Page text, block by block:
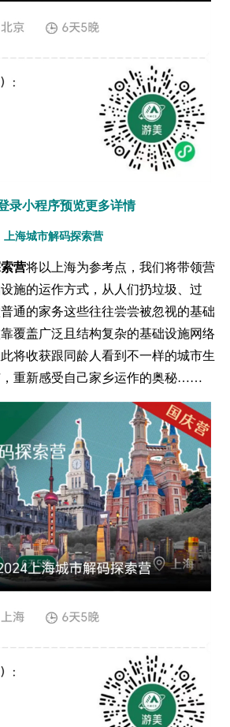
录小程序预览更多详情
上海城市解码探索营
营将以上海为参考点，我们将带领营
施的运作方式，从人们扔垃圾、过
通的家务这些往往尝尝被忽视的基础
覆盖广泛且结构复杂的基础设施网络
将收获跟同龄人看到不一样的城市生
，重新感受自己家乡运作的奥秘……